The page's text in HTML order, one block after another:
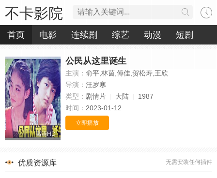
不卡影院
首页 电影 连续剧 综艺 动漫 短剧
高清HD
公民从这里诞生
主演： 俞平,林茵,傅佳,贺松寿,王欣
导演： 汪岁寒
类型： 剧情片 大陆
1987
时间： 2023-01-12
立即播放
无需安装任何插件
优质资源库